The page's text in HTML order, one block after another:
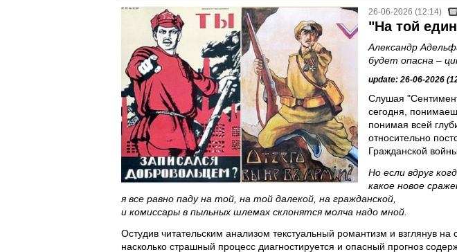
26-06-2026 (12:14)
"На той
Александр
будет опасна –
update: 26-06-2026
Слушая
сегодня,
понимая всей
относительно
Гражданской
Но если вдруг
какое новое
я все равно паду на той, на той далекой, на гражданской,
и комиссары в пыльных шлемах склонятся молча надо мной.
Остудив читательским анализом текстуальный романтизм и взглянув на
насколько страшный процесс диагностируется и опасный прогноз